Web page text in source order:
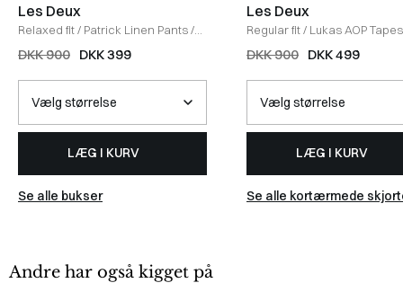
Les Deux
Relaxed fit/ Patrick Linen Pants/
DARK NAVY
DKK 900 DKK 399
LÆG I KURV
Se alle bukser
Les Deux
Regular fit/ Lukas AOP
Skjorte/ DARK NAVY
DKK 900 DKK 499
LÆG I KURV
Se alle kortærmede
Andre har også kigget på